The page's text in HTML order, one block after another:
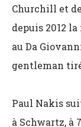
Churchill et
depuis 2012 la
au Da
gentleman
Paul Nakis
à Schwartz, à